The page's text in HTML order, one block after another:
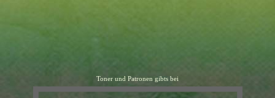
Toner und Patronen gibts bei